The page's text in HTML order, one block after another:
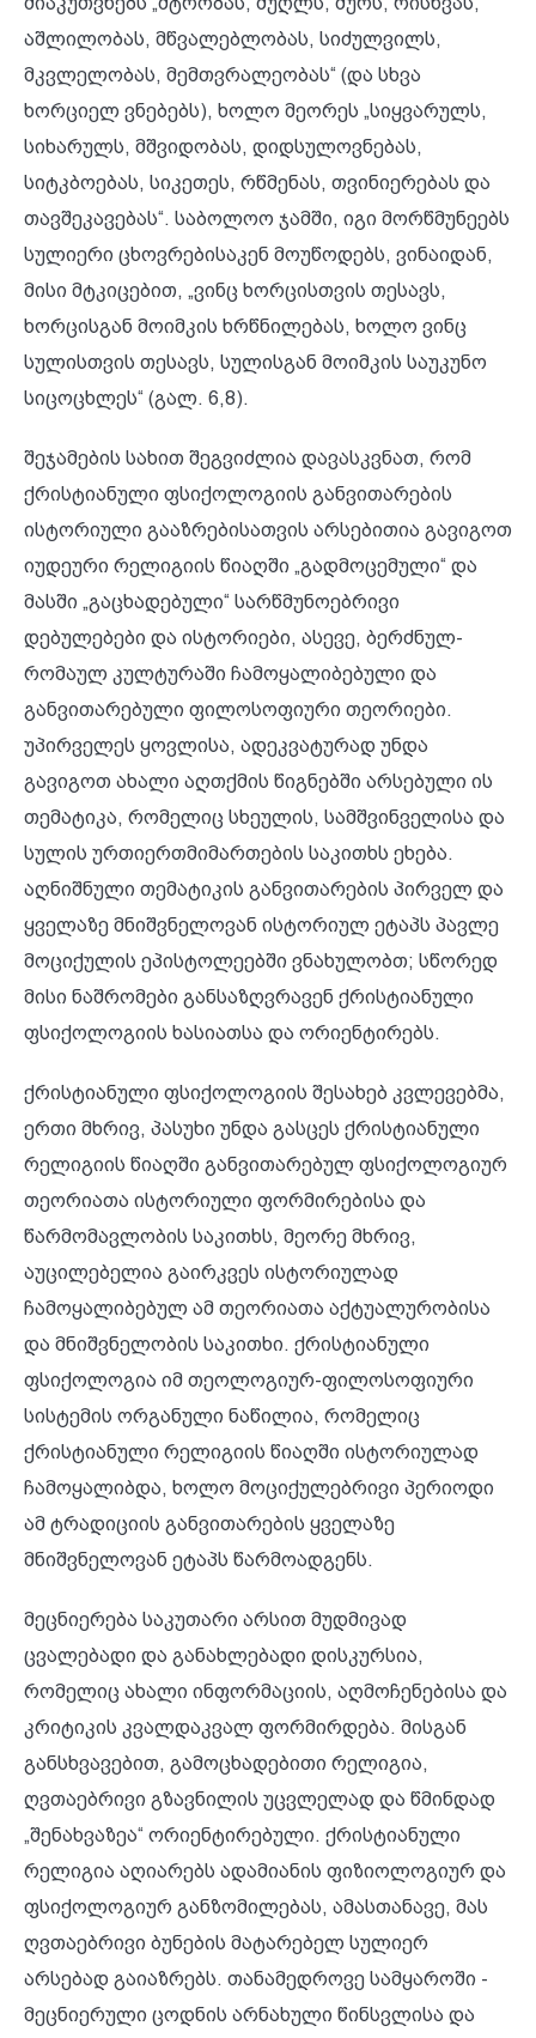
აშლილობას, მწვალებლობას, სიძულვილს,
მკვლელობას, მემთვრალეობას“ (და სხვა
ხორციელ ვნებებს), ხოლო მეორეს „სიყვარულს,
სიხარულს, მშვიდობას, დიდსულოვნებას,
სიტკბოებას, სიკეთეს, რწმენას, თვინიერებას და
თავშეკავებას“. საბოლოო ჯამში, იგი მორწმუნეებს
სულიერი ცხოვრებისაკენ მოუწოდებს, ვინაიდან,
მისი მტკიცებით, „ვინც ხორცისთვის თესავს,
ხორცისგან მოიმკის ხრწნილებას, ხოლო ვინც
სულისთვის თესავს, სულისგან მოიმკის საუკუნო
სიცოცხლეს“ (გალ. 6,8).
შეჯამების სახით შეგვიძლია დავასკვნათ, რომ
ქრისტიანული ფსიქოლოგიის განვითარების
ისტორიული გააზრებისათვის არსებითია გავიგოთ
იუდეური რელიგიის წიაღში „გადმოცემული“ და
მასში „გაცხადებული“ სარწმუნოებრივი
დებულებები და ისტორიები, ასევე, ბერძნულ-
რომაულ კულტურაში ჩამოყალიბებული და
განვითარებული ფილოსოფიური თეორიები.
უპირველეს ყოვლისა, ადეკვატურად უნდა
გავიგოთ ახალი აღთქმის წიგნებში არსებული ის
თემატიკა, რომელიც სხეულის, სამშვინველისა და
სულის ურთიერთმიმართების საკითხს ეხება.
აღნიშნული თემატიკის განვითარების პირველ და
ყველაზე მნიშვნელოვან ისტორიულ ეტაპს პავლე
მოციქულის ეპისტოლეებში ვნახულობთ; სწორედ
მისი ნაშრომები განსაზღვრავენ ქრისტიანული
ფსიქოლოგიის ხასიათსა და ორიენტირებს.
ქრისტიანული ფსიქოლოგიის შესახებ კვლევებმა,
ერთი მხრივ, პასუხი უნდა გასცეს ქრისტიანული
რელიგიის წიაღში განვითარებულ ფსიქოლოგიურ
თეორიათა ისტორიული ფორმირებისა და
წარმომავლობის საკითხს, მეორე მხრივ,
აუცილებელია გაირკვეს ისტორიულად
ჩამოყალიბებულ ამ თეორიათა აქტუალურობისა
და მნიშვნელობის საკითხი. ქრისტიანული
ფსიქოლოგია იმ თეოლოგიურ-ფილოსოფიური
სისტემის ორგანული ნაწილია, რომელიც
ქრისტიანული რელიგიის წიაღში ისტორიულად
ჩამოყალიბდა, ხოლო მოციქულებრივი პერიოდი
ამ ტრადიციის განვითარების ყველაზე
მნიშვნელოვან ეტაპს წარმოადგენს.
მეცნიერება საკუთარი არსით მუდმივად
ცვალებადი და განახლებადი დისკურსია,
რომელიც ახალი ინფორმაციის, აღმოჩენებისა და
კრიტიკის კვალდაკვალ ფორმირდება. მისგან
განსხვავებით, გამოცხადებითი რელიგია,
ღვთაებრივი გზავნილის უცვლელად და წმინდად
„შენახვაზეა“ ორიენტირებული. ქრისტიანული
რელიგია აღიარებს ადამიანის ფიზიოლოგიურ და
ფსიქოლოგიურ განზომილებას, ამასთანავე, მას
ღვთაებრივი ბუნების მატარებელ სულიერ
არსებად გაიაზრებს. თანამედროვე სამყაროში -
მეცნიერული ცოდნის არნახული წინსვლისა და